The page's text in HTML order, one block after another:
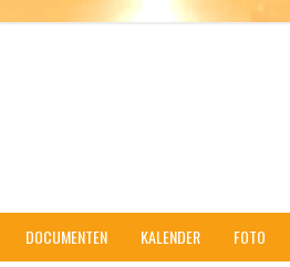
DOCUMENTEN KALENDER FOTO